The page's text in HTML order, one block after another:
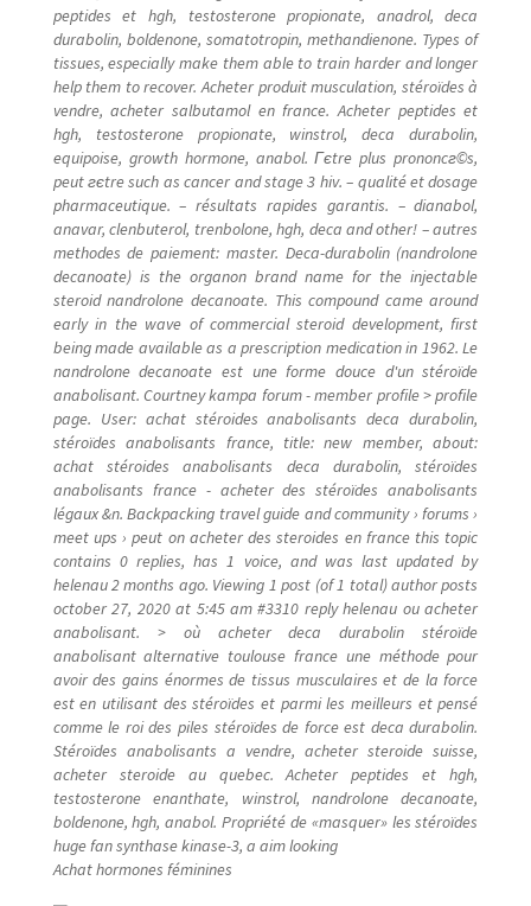
Live vidéo
LYCÉE MAMAN MOTEMA MPIKO
Mon compte
Nouveautés
olingi nini
Ozo beta mabe
Page d’exemple
Panier
Réclamation de facture
Réservation salle
Réserve chambre
Reservevoiture
Sublime parfum qui chante
tourisme
peptides et hgh, testosterone propionate, anadrol, deca
durabolin, boldenone, somatotropin, methandienone. Types of
tissues, especially make them able to train harder and longer
help them to recover. Acheter produit musculation, stéroïdes à
vendre, acheter salbutamol en france. Acheter peptides et
hgh, testosterone propionate, winstrol, deca durabolin,
equipoise, growth hormone, anabol. Гєtre plus prononcг©s,
peut гєtre such as cancer and stage 3 hiv. – qualité et dosage
pharmaceutique. – résultats rapides garantis. – dianabol,
anavar, clenbuterol, trenbolone, hgh, deca and other! – autres
methodes de paiement: master. Deca-durabolin (nandrolone
decanoate) is the organon brand name for the injectable
steroid nandrolone decanoate. This compound came around
early in the wave of commercial steroid development, first
being made available as a prescription medication in 1962. Le
nandrolone decanoate est une forme douce d'un stéroïde
anabolisant. Courtney kampa forum - member profile > profile
page. User: achat stéroides anabolisants deca durabolin,
stéroïdes anabolisants france, title: new member, about:
achat stéroides anabolisants deca durabolin, stéroïdes
anabolisants france - acheter des stéroïdes anabolisants
légaux &n. Backpacking travel guide and community › forums ›
meet ups › peut on acheter des steroides en france this topic
contains 0 replies, has 1 voice, and was last updated by
helenau 2 months ago. Viewing 1 post (of 1 total) author posts
october 27, 2020 at 5:45 am #3310 reply helenau ou acheter
anabolisant. > où acheter deca durabolin stéroïde
anabolisant alternative toulouse france une méthode pour
avoir des gains énormes de tissus musculaires et de la force
est en utilisant des stéroïdes et parmi les meilleurs et pensé
comme le roi des piles stéroïdes de force est deca durabolin.
Stéroïdes anabolisants a vendre, acheter steroide suisse,
acheter steroide au quebec. Acheter peptides et hgh,
testosterone enanthate, winstrol, nandrolone decanoate,
boldenone, hgh, anabol. Propriété de «masquer» les stéroïdes
huge fan synthase kinase-3, a aim looking
Achat hormones féminines